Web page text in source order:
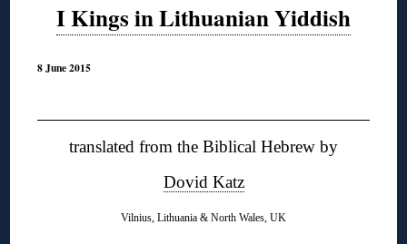
I Kings in Lithuanian Yiddish
8 June 2015
translated from the Biblical Hebrew by
Dovid Katz
Vilnius, Lithuania & North Wales, UK